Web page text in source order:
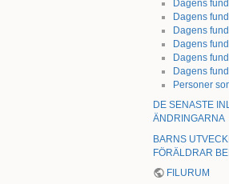
Dagens
Dagens
Dagens
Dagens
Dagens
Dagens
Personer
DE SENASTE
ÄNDRINGARNA
BARNS
FÖRÄLDRAR
FILURUM